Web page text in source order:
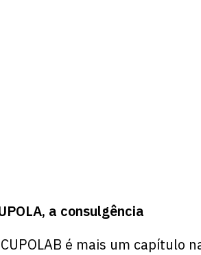
a consulgência
é mais um capítulo